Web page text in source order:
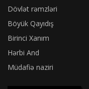
Dövlət rəmzləri
Böyük Qayıdış
Birinci Xanım
Hərbi And
Müdafiə naziri